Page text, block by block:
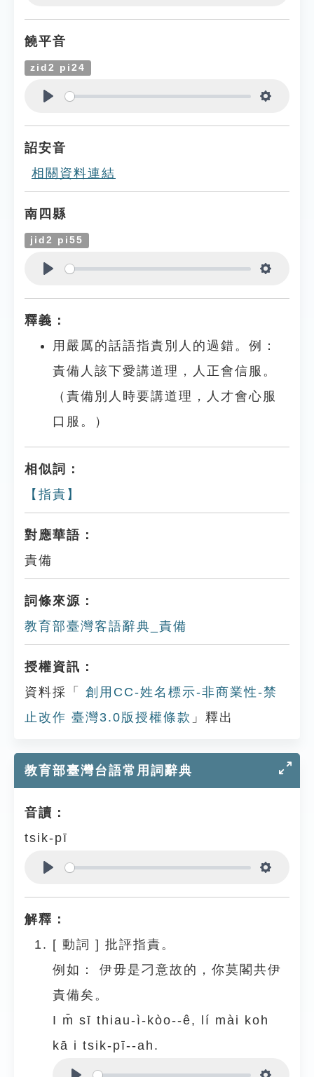
饒平音
zid2 pi24
詔安音
相關資料連結
南四縣
jid2 pi55
釋義：
用嚴厲的話語指責別人的過錯。例：
責備人該下愛講道理，人正會信服。
（責備別人時要講道理，人才會心服
口服。）
相似詞：
【指責】
對應華語：
責備
詞條來源：
教育部臺灣客語辭典_責備
授權資訊：
資料採「
創用CC-姓名標示-非商業性-禁
止改作 臺灣3.0版授權條款 」釋出
教育部臺灣台語常用詞辭典
音讀：
tsik-pī
解釋：
[ 動詞 ] 批評指責。
例如：
伊毋是刁意故的，你莫閣共伊
責備矣。
I m̄ sī thiau-ì-kòo--ê, lí mài koh
kā i tsik-pī--ah.